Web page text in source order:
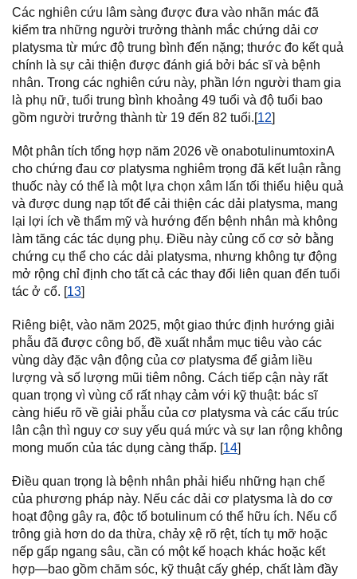
Các nghiên cứu lâm sàng được đưa vào nhãn mác đã
kiểm tra những người trưởng thành mắc chứng dải cơ
platysma từ mức độ trung bình đến nặng; thước đo kết quả
chính là sự cải thiện được đánh giá bởi bác sĩ và bệnh
nhân. Trong các nghiên cứu này, phần lớn người tham gia
là phụ nữ, tuổi trung bình khoảng 49 tuổi và độ tuổi bao
gồm người trưởng thành từ 19 đến 82 tuổi.[12]
Một phân tích tổng hợp năm 2026 về onabotulinumtoxinA
cho chứng đau cơ platysma nghiêm trọng đã kết luận rằng
thuốc này có thể là một lựa chọn xâm lấn tối thiểu hiệu quả
và được dung nạp tốt để cải thiện các dải platysma, mang
lại lợi ích về thẩm mỹ và hướng đến bệnh nhân mà không
làm tăng các tác dụng phụ. Điều này củng cố cơ sở bằng
chứng cụ thể cho các dải platysma, nhưng không tự động
mở rộng chỉ định cho tất cả các thay đổi liên quan đến tuổi
tác ở cổ. [13]
Riêng biệt, vào năm 2025, một giao thức định hướng giải
phẫu đã được công bố, đề xuất nhắm mục tiêu vào các
vùng dày đặc vận động của cơ platysma để giảm liều
lượng và số lượng mũi tiêm nông. Cách tiếp cận này rất
quan trọng vì vùng cổ rất nhạy cảm với kỹ thuật: bác sĩ
càng hiểu rõ về giải phẫu của cơ platysma và các cấu trúc
lân cận thì nguy cơ suy yếu quá mức và sự lan rộng không
mong muốn của tác dụng càng thấp. [14]
Điều quan trọng là bệnh nhân phải hiểu những hạn chế
của phương pháp này. Nếu các dải cơ platysma là do cơ
hoạt động gây ra, độc tố botulinum có thể hữu ích. Nếu cổ
trông già hơn do da thừa, chảy xệ rõ rệt, tích tụ mỡ hoặc
nếp gấp ngang sâu, cần có một kế hoạch khác hoặc kết
hợp—bao gồm chăm sóc, kỹ thuật cấy ghép, chất làm đầy